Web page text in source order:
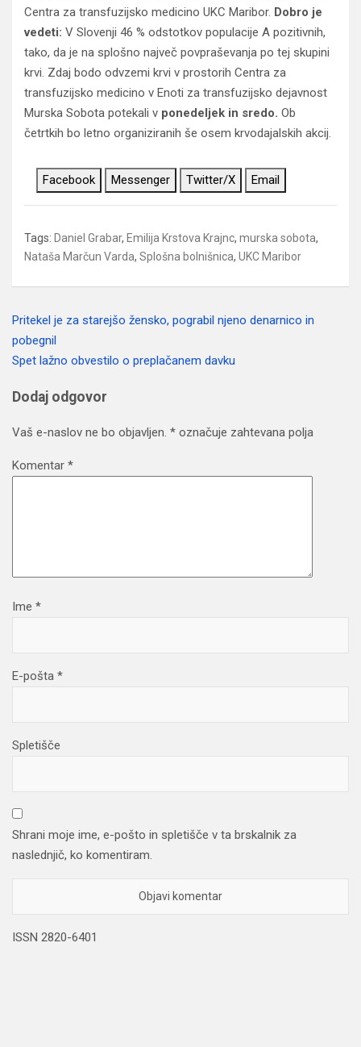
Centra za transfuzijsko medicino UKC Maribor. Dobro je
vedeti: V Slovenji 46 % odstotkov populacije A pozitivnih,
tako, da je na splošno največ povpraševanja po tej skupini
krvi. Zdaj bodo odvzemi krvi v prostorih Centra za
transfuzijsko medicino v Enoti za transfuzijsko dejavnost
Murska Sobota potekali v ponedeljek in sredo. Ob
četrtkih bo letno organiziranih še osem krvodajalskih akcij.
Facebook Messenger Twitter/X Email
Tags: Daniel Grabar, Emilija Krstova Krajnc, murska sobota,
Nataša Marčun Varda, Splošna bolnišnica, UKC Maribor
Navigacija
prispevka
Pritekel je za starejšo žensko, pograbil njeno denarnico in
pobegnil
Spet lažno obvestilo o preplačanem davku
Dodaj odgovor
Vaš e-naslov ne bo objavljen. * označuje zahtevana polja
Komentar *
Ime *
E-pošta *
Spletišče
Shrani moje ime, e-pošto in spletišče v ta brskalnik za
naslednjič, ko komentiram.
ISSN 2820-6401